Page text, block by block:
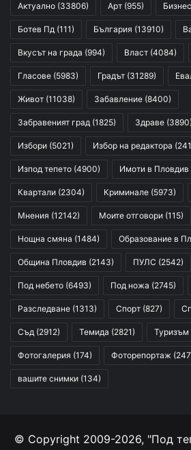
Актуално (33806) Арт (955) Бизнес
Ботев Пд (111) България (13910)
Вкусът на града (994) Власт (4084)
Гласове (5983) Градът (31289)
Живот (11038) Забавление (8400)
Забравеният град (1825) Здраве (3890)
Избори (5021) Избор на редактора
Изпод тепето (4900) Имоти в Пловдив
Квартали (2304) Криминале (5973)
Мнения (12142) Моите отговори (115)
Нощна смяна (1484) Образование в
Община Пловдив (2143) ПУЛС (2542)
Под небето (6493) Под ножа (2745)
Разследване (1313) Спорт (827)
Съд (2912) Темида (2821) Туризъм
Фотогалерия (174) Фоторепортаж
вашите снимки (134)
© Copyright 2009-2026, "Под